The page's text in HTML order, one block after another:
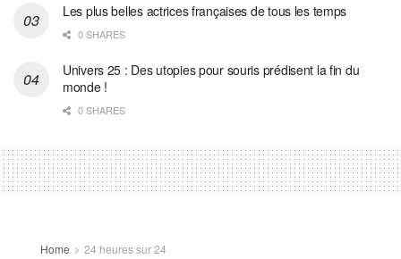
Les plus belles actrices françaises de tous les temps
0 SHARES
Univers 25 : Des utopies pour souris prédisent la fin du
monde !
0 SHARES
Home 24 heures sur 24